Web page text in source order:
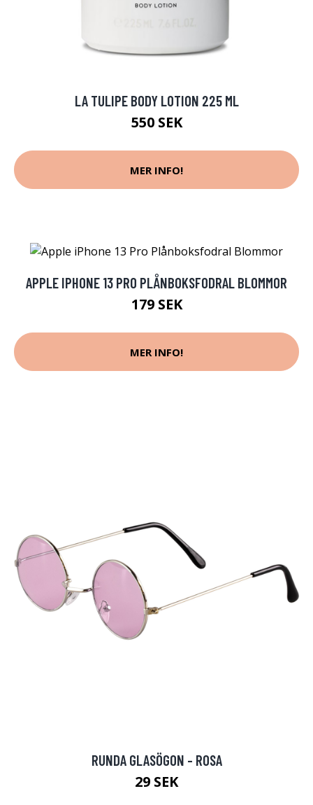
LA TULIPE BODY LOTION 225 ML
550 SEK
MER INFO!
APPLE IPHONE 13 PRO PLÅNBOKSFODRAL BLOMMOR
179 SEK
MER INFO!
RUNDA GLASÖGON - ROSA
29 SEK